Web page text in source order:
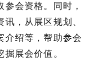
会资格。同时，
，从展区规划、
介绍等，帮助参会
展会价值。